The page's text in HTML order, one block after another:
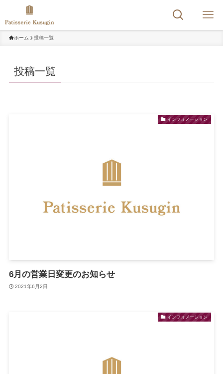
ホーム 投稿一覧
投稿一覧
インフォメーション
6月の営業日変更のお知らせ
2021年6月2日
インフォメーション